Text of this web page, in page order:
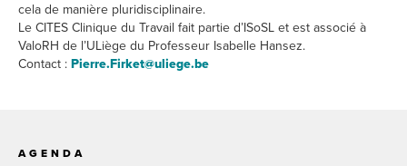
cela de manière pluridisciplinaire.
Le CITES Clinique du Travail fait partie d’ISoSL et est associé à
ValoRH de l’ULiège du Professeur Isabelle Hansez.
Contact : Pierre.Firket@uliege.be
AGENDA